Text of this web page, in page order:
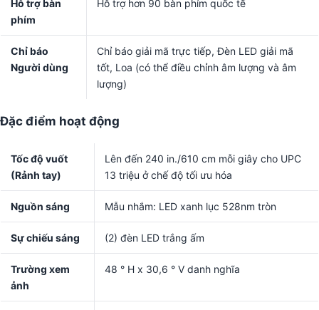
Hỗ trợ bàn
phím
Hỗ trợ hơn 90 bàn phím quốc tế
Chỉ báo
Người dùng
Chỉ báo giải mã trực tiếp, Đèn LED giải mã
tốt, Loa (có thể điều chỉnh âm lượng và âm
lượng)
Đặc điểm hoạt động
Tốc độ vuốt
(Rảnh tay)
Lên đến 240 in./610 cm mỗi giây cho UPC
13 triệu ở chế độ tối ưu hóa
Nguồn sáng Mẫu nhắm: LED xanh lục 528nm tròn
Sự chiếu sáng (2) đèn LED trắng ấm
Trường xem
ảnh
48 ° H x 30,6 ° V danh nghĩa